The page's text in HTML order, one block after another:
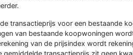
transactieprijs voor een bestaande
van bestaande koopwoningen
van de prijsindex wordt
gemiddelde transactieprijs zit geen